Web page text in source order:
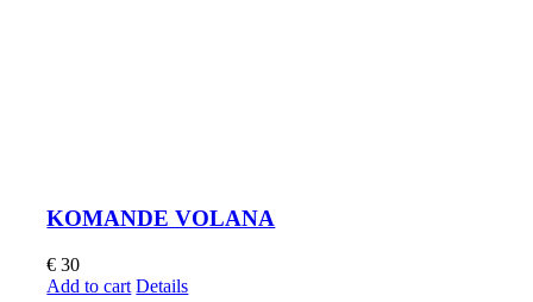
KOMANDE VOLANA
€ 30
Add to cart Details